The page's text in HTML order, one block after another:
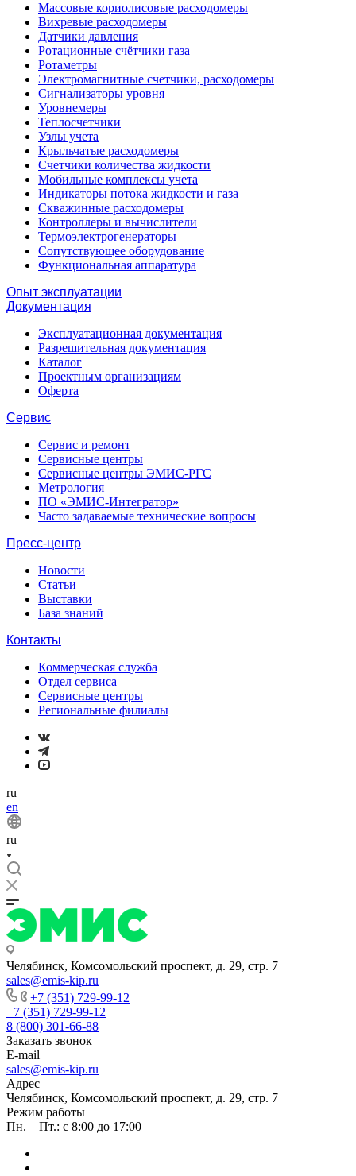
Массовые кориолисовые расходомеры
Вихревые расходомеры
Датчики давления
Ротационные счётчики газа
Ротаметры
Электромагнитные счетчики, расходомеры
Сигнализаторы уровня
Уровнемеры
Теплосчетчики
Узлы учета
Крыльчатые расходомеры
Счетчики количества жидкости
Мобильные комплексы учета
Индикаторы потока жидкости и газа
Скважинные расходомеры
Контроллеры и вычислители
Термоэлектрогенераторы
Сопутствующее оборудование
Функциональная аппаратура
Опыт эксплуатации
Документация
Эксплуатационная документация
Разрешительная документация
Каталог
Проектным организациям
Оферта
Сервис
Сервис и ремонт
Сервисные центры
Сервисные центры ЭМИС-РГС
Метрология
ПО «ЭМИС-Интегратор»
Часто задаваемые технические вопросы
Пресс-центр
Новости
Статьи
Выставки
База знаний
Контакты
Коммерческая служба
Отдел сервиса
Сервисные центры
Региональные филиалы
ru
en
ru
Челябинск, Комсомольский проспект, д. 29, стр. 7
sales@emis-kip.ru
+7 (351) 729-99-12
+7 (351) 729-99-12
8 (800) 301-66-88
Заказать звонок
E-mail
sales@emis-kip.ru
Адрес
Челябинск, Комсомольский проспект, д. 29, стр. 7
Режим работы
Пн. – Пт.: с 8:00 до 17:00